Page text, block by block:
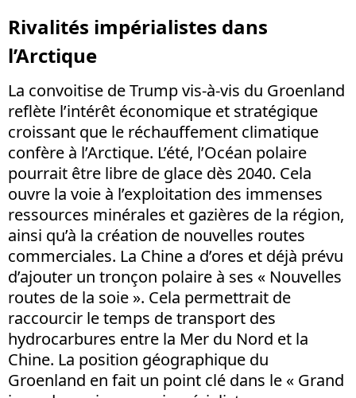
Rivalités impérialistes dans
l’Arctique
La convoitise de Trump vis-à-vis du Groenland
reflète l’intérêt économique et stratégique
croissant que le réchauffement climatique
confère à l’Arctique. L’été, l’Océan polaire
pourrait être libre de glace dès 2040. Cela
ouvre la voie à l’exploitation des immenses
ressources minérales et gazières de la région,
ainsi qu’à la création de nouvelles routes
commerciales. La Chine a d’ores et déjà prévu
d’ajouter un tronçon polaire à ses « Nouvelles
routes de la soie ». Cela permettrait de
raccourcir le temps de transport des
hydrocarbures entre la Mer du Nord et la
Chine. La position géographique du
Groenland en fait un point clé dans le « Grand